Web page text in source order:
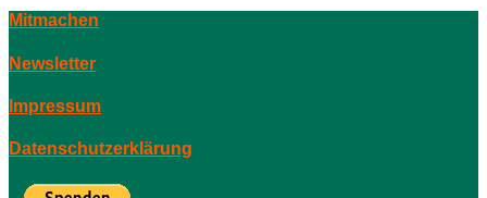
Mitmachen
Newsletter
Impressum
Datenschutzerklärung